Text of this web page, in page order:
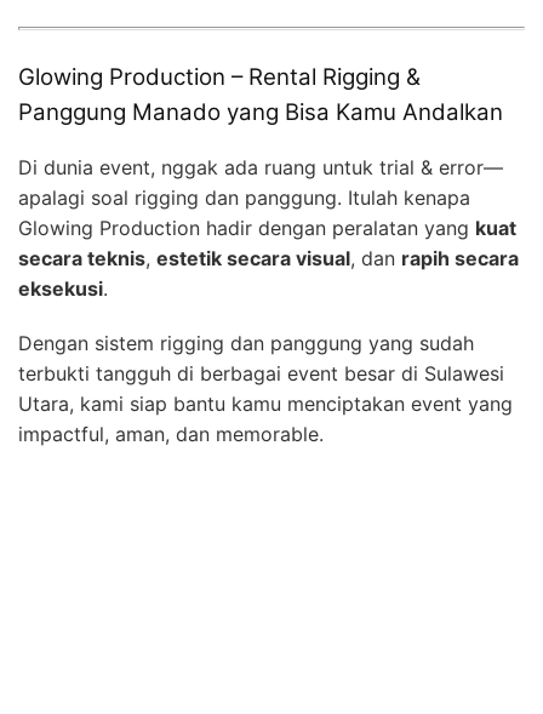
Glowing Production – Rental Rigging &
Panggung Manado yang Bisa Kamu Andalkan
Di dunia event, nggak ada ruang untuk trial & error—
apalagi soal rigging dan panggung. Itulah kenapa
Glowing Production hadir dengan peralatan yang kuat
secara teknis, estetik secara visual, dan rapih secara
eksekusi.
Dengan sistem rigging dan panggung yang sudah
terbukti tangguh di berbagai event besar di Sulawesi
Utara, kami siap bantu kamu menciptakan event yang
impactful, aman, dan memorable.